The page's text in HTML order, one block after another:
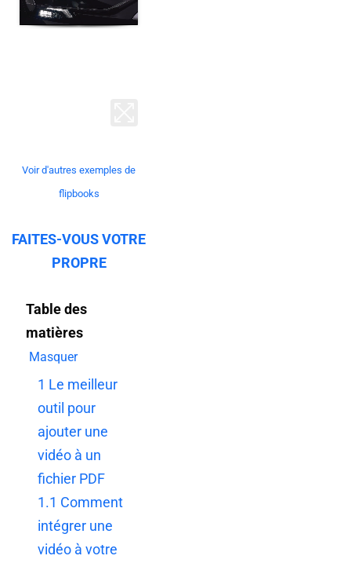
Voir d'autres exemples de
flipbooks
FAITES-VOUS VOTRE
PROPRE
Table des
matières
Masquer
1 Le meilleur
outil pour
ajouter une
vidéo à un
fichier PDF
1.1 Comment
intégrer une
vidéo à votre